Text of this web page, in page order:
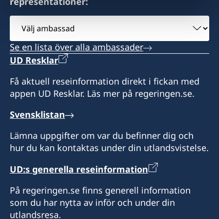
Öppettider: Måndag, onsdag och fredag: kl.
9.00–13.00
Honorär generalkonsul
Nils van Dijkman
nationellt ID-kort på konsulatet. Det är möjligt
att hämta ut pass eller nationellt ID-kort på
konsulatet om du angett det vid ansökan. Ta
kontakt med konsulatet för upphämtning.
Var vänlig observera att konsulatet inte
besvarar frågor om Sverige. Frågor om Sverige
och konsulära ärenden skickas till Sveriges
eller ambassaden.haag-pass@gov.se
Besökstid: tisdagar och onsdagar 10.00-12.00.
Vänligen notera att konsulatet kommer att vara
stängt för sommarsemester från 15 juli till 5
augusti 2026.
Honorär konsul
Välj
ambassad
Se en lista över alla ambassader
UD Resklar
Få aktuell reseinformation direkt i fickan med
appen UD Resklar. Läs mer på regeringen.se.
Svensklistan
Lämna uppgifter om var du befinner dig och
hur du kan kontaktas under din utlandsvistelse.
UD:s generella reseinformation
På regeringen.se finns generell information
som du har nytta av inför och under din
utlandsresa.